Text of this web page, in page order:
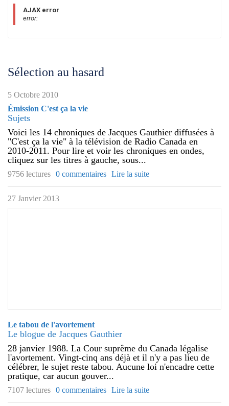
AJAX error
error:
Sélection au hasard
5 Octobre 2010
Émission C'est ça la vie
Sujets
Voici les 14 chroniques de Jacques Gauthier diffusées à
"C'est ça la vie" à la télévision de Radio Canada en
2010-2011. Pour lire et voir les chroniques en ondes,
cliquez sur les titres à gauche, sous...
9756 lectures 0 commentaires Lire la suite
27 Janvier 2013
Le tabou de l'avortement
Le blogue de Jacques Gauthier
28 janvier 1988. La Cour suprême du Canada légalise
l'avortement. Vingt-cinq ans déjà et il n'y a pas lieu de
célébrer, le sujet reste tabou. Aucune loi n'encadre cette
pratique, car aucun gouver...
7107 lectures 0 commentaires Lire la suite